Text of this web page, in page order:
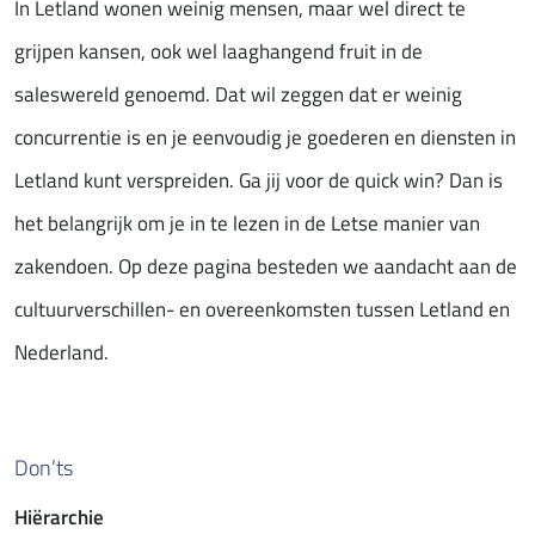
In Letland wonen weinig mensen, maar wel direct te
grijpen kansen, ook wel laaghangend fruit in de
saleswereld genoemd. Dat wil zeggen dat er weinig
concurrentie is en je eenvoudig je goederen en diensten in
Letland kunt verspreiden. Ga jij voor de quick win? Dan is
het belangrijk om je in te lezen in de Letse manier van
zakendoen. Op deze pagina besteden we aandacht aan de
cultuurverschillen- en overeenkomsten tussen Letland en
Nederland.
Don’ts
Hiërarchie